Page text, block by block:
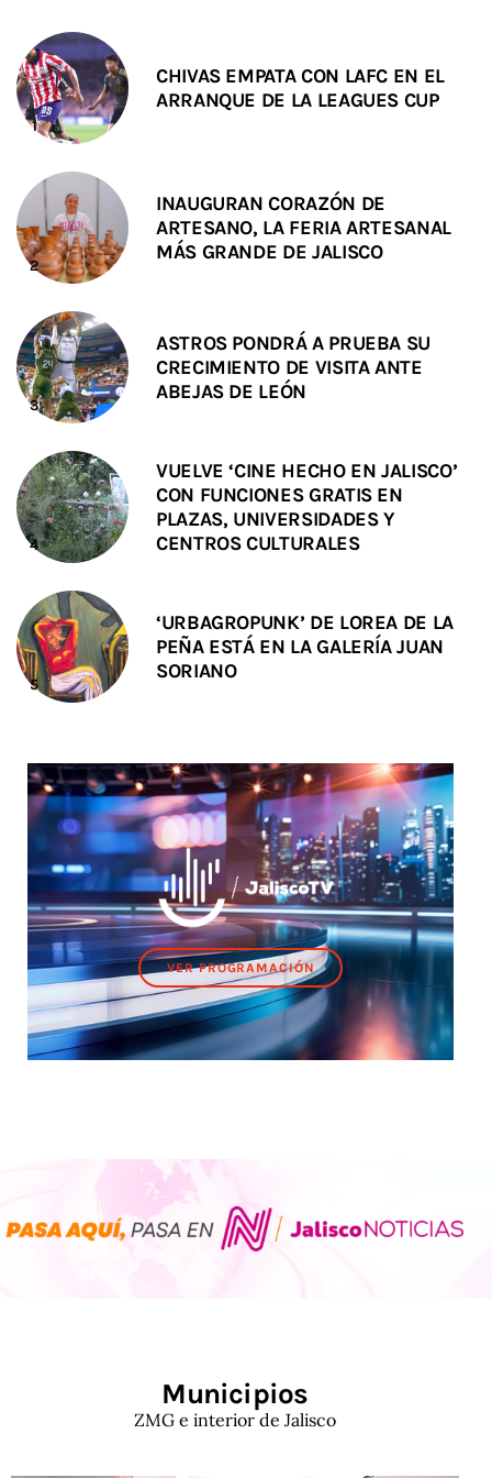
CHIVAS EMPATA CON LAFC EN EL
ARRANQUE DE LA LEAGUES CUP
INAUGURAN CORAZÓN DE
ARTESANO, LA FERIA ARTESANAL
MÁS GRANDE DE JALISCO
ASTROS PONDRÁ A PRUEBA SU
CRECIMIENTO DE VISITA ANTE
ABEJAS DE LEÓN
VUELVE ‘CINE HECHO EN JALISCO’
CON FUNCIONES GRATIS EN
PLAZAS, UNIVERSIDADES Y
CENTROS CULTURALES
‘URBAGROPUNK’ DE LOREA DE LA
PEÑA ESTÁ EN LA GALERÍA JUAN
SORIANO
VER PROGRAMACIÓN
Municipios
ZMG e interior de Jalisco